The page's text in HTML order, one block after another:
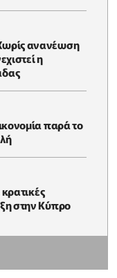
ανανέωση
η
παρά το
στην Κύπρο